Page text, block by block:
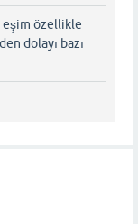
eşim özellikle
dolayı bazı